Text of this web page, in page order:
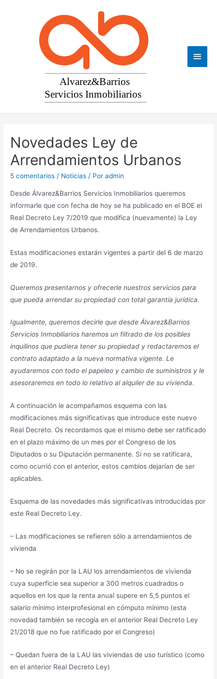
Novedades Ley de
Arrendamientos Urbanos
5 comentarios / Noticias / Poradmin
Desde Álvarez&Barrios Servicios Inmobiliarios queremos
informarle que con fecha de hoy se ha publicado en el BOE el
Real Decreto Ley 7/2019 que modifica (nuevamente) la Ley
de Arrendamientos Urbanos.
Estas modificaciones estarán vigentes a partir del 6 de marzo
de 2019.
Queremos presentarnos y ofrecerle nuestros servicios para
que pueda arrendar su propiedad con total garantía jurídica.
Igualmente, queremos decirle que desde Álvarez&Barrios
Servicios Inmobiliarios haremos un filtrado de los posibles
inquilinos que pudiera tener su propiedad y redactaremos el
contrato adaptado a la nueva normativa vigente. Le
ayudaremos con todo el papeleo y cambio de suministros y le
asesoraremos en todo lo relativo al alquiler de su vivienda.
A continuación le acompañamos esquema con las
modificaciones más significativas que introduce este nuevo
Real Decreto. Os recordamos que el mismo debe ser ratificado
en el plazo máximo de un mes por el Congreso de los
Diputados o su Diputación permanente. Si no se ratificara,
como ocurrió con el anterior, estos cambios dejarían de ser
aplicables.
Esquema de las novedades más significativas introducidas por
este Real Decreto Ley.
– Las modificaciones se refieren sólo a arrendamientos de
vivienda
– No se regirán por la LAU los arrendamientos de vivienda
cuya superficie sea superior a 300 metros cuadrados o
aquellos en los que la renta anual supere en 5,5 puntos el
salario mínimo interprofesional en cómputo mínimo (esta
novedad también se recogía en el anterior Real Decreto Ley
21/2018 que no fue ratificado por el Congreso)
– Quedan fuera de la LAU las viviendas de uso turístico (como
en el anterior Real Decreto Ley)